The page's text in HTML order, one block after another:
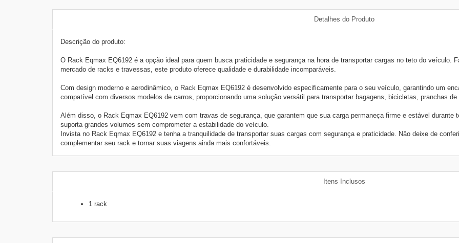
Detalhes do Produto
Descrição do produto:
O Rack Eqmax EQ6192 é a opção ideal para quem busca praticidade e segurança na hora de transportar cargas no teto do veículo.
mercado de racks e travessas, este produto oferece qualidade e durabilidade incomparáveis.
Com design moderno e aerodinâmico, o Rack Eqmax EQ6192 é desenvolvido especificamente para o seu veículo, garantindo um
compatível com diversos modelos de carros, proporcionando uma solução versátil para transportar bagagens, bicicletas, pranchas
Além disso, o Rack Eqmax EQ6192 vem com travas de segurança, que garantem que sua carga permaneça firme e estável
suporta grandes volumes sem comprometer a estabilidade do veículo.
Invista no Rack Eqmax EQ6192 e tenha a tranquilidade de transportar suas cargas com segurança e praticidade. Não deixe de
complementar seu rack e tornar suas viagens ainda mais confortáveis.
Itens Inclusos
1 rack